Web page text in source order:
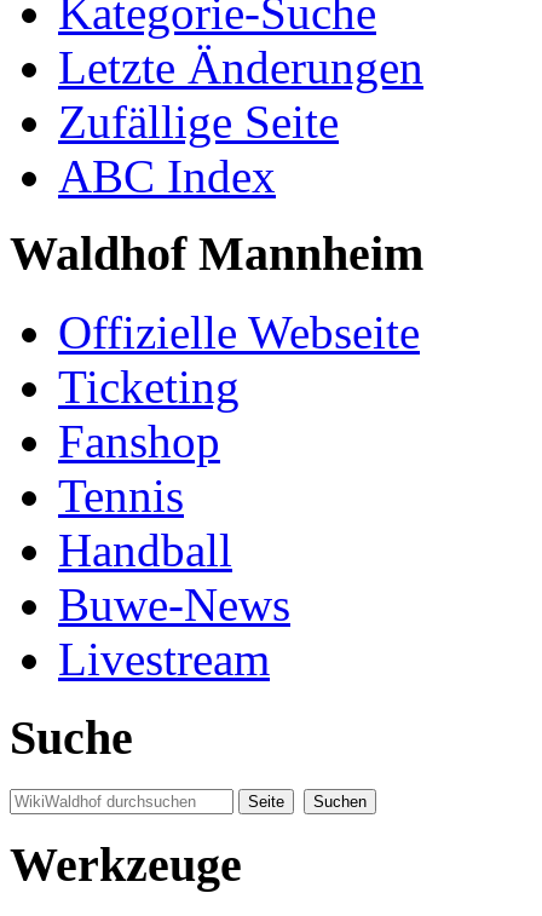
Kategorie-Suche
Letzte Änderungen
Zufällige Seite
ABC Index
Waldhof Mannheim
Offizielle Webseite
Ticketing
Fanshop
Tennis
Handball
Buwe-News
Livestream
Suche
Werkzeuge